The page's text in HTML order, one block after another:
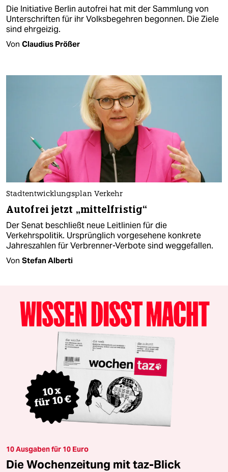
Die Initiative Berlin autofrei hat mit der Sammlung von
Unterschriften für ihr Volksbegehren begonnen. Die Ziele
sind ehrgeizig.
Von Claudius Prößer
Stadtentwicklungsplan Verkehr
Autofrei jetzt „mittelfristig“
Der Senat beschließt neue Leitlinien für die
Verkehrspolitik. Ursprünglich vorgesehene konkrete
Jahreszahlen für Verbrenner-Verbote sind weggefallen.
Von Stefan Alberti
10 Ausgaben für 10 Euro
Die Wochenzeitung mit taz-Blick